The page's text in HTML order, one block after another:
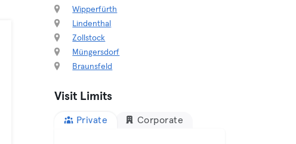
Wipperfürth
Lindenthal
Zollstock
Müngersdorf
Braunsfeld
Visit Limits
Private Corporate